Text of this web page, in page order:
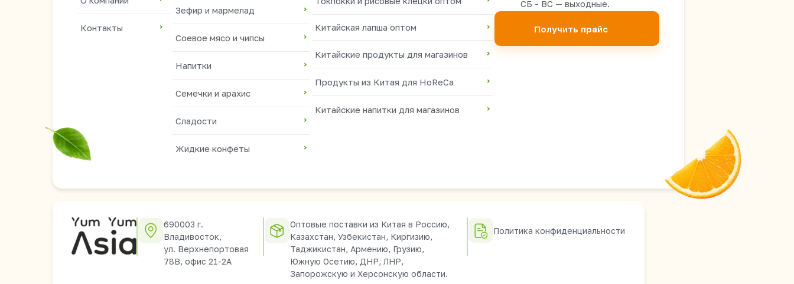
Контакты
Зефир и мармелад
Соевое мясо и чипсы
Напитки
Семечки и арахис
Сладости
Жидкие конфеты
Китайская лапша оптом
Китайские продукты для магазинов
Продукты из Китая для HoReCa
Китайские напитки для магазинов
СБ - ВС — выходные.
Получить прайс
690003 г.
Владивосток,
ул. Верхнепортовая
78В, офис 21-2А
Оптовые поставки из Китая в Россию,
Казахстан, Узбекистан, Киргизию,
Таджикистан, Армению, Грузию,
Южную Осетию, ДНР, ЛНР,
Запорожскую и Херсонскую области.
Политика конфиденциальности